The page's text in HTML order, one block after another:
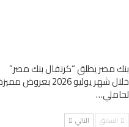
بنك مصر يطلق “كرنفال بنك مصر”
خلال شهر يوليو 2026 بعروض
لحاملي…
السابق التالي